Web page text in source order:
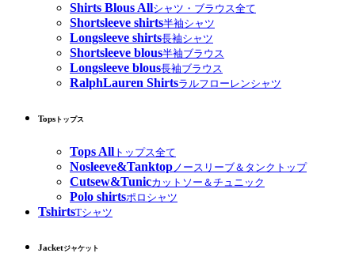
Shirts Blous Allシャツ・ブラウス全て
Shortsleeve shirts半袖シャツ
Longsleeve shirts長袖シャツ
Shortsleeve blous半袖ブラウス
Longsleeve blous長袖ブラウス
RalphLauren Shirtsラルフローレンシャツ
Tops トップス
Tops All トップス全て
Nosleeve&Tanktop ノースリーブ＆タンクトップ
Cutsew&Tunicカットソー＆チュニック
Polo shirtsポロシャツ
TshirtsTシャツ
Jacketジャケット